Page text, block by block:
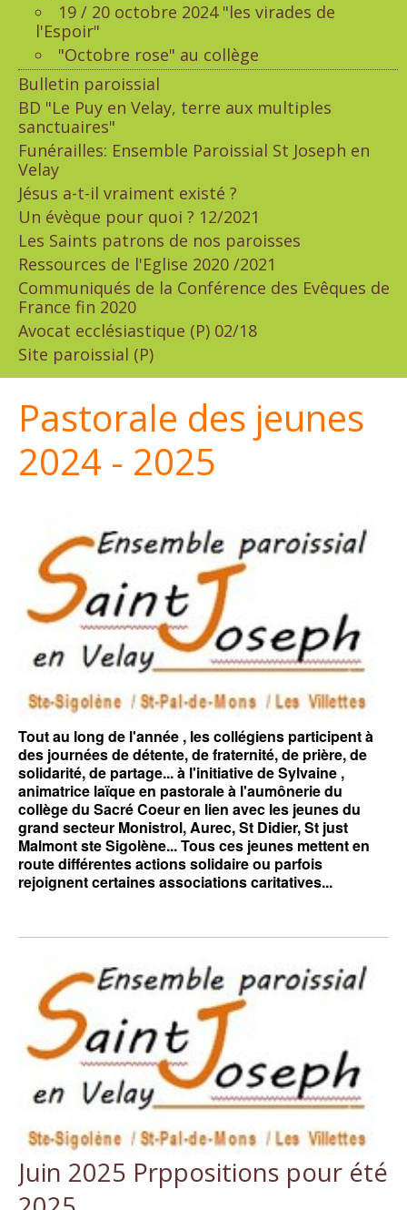
19 / 20 octobre 2024 "les virades de
l'Espoir"
"Octobre rose" au collège
Bulletin paroissial
BD "Le Puy en Velay, terre aux multiples
sanctuaires"
Funérailles: Ensemble Paroissial St Joseph en
Velay
Jésus a-t-il vraiment existé ?
Un évèque pour quoi ? 12/2021
Les Saints patrons de nos paroisses
Ressources de l'Eglise 2020 /2021
Communiqués de la Conférence des Evêques de
France fin 2020
Avocat ecclésiastique (P) 02/18
Site paroissial (P)
Pastorale des jeunes
2024 - 2025
Tout au long de l'année , les collégiens participent à
des journées de détente, de fraternité, de prière, de
solidarité, de partage... à l'initiative de Sylvaine ,
animatrice laïque en pastorale à l'aumônerie du
collège du Sacré Coeur en lien avec les jeunes du
grand secteur Monistrol, Aurec, St Didier, St just
Malmont ste Sigolène... Tous ces jeunes mettent en
route différentes actions solidaire ou parfois
rejoignent certaines associations caritatives...
Juin 2025 Prppositions pour été